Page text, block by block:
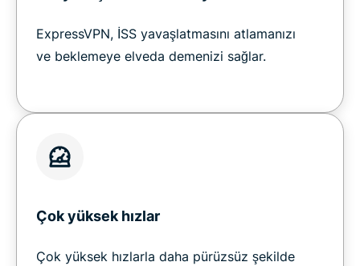
ExpressVPN, İSS yavaşlatmasını atlamanızı
ve beklemeye elveda demenizi sağlar.
Çok yüksek hızlar
Çok yüksek hızlarla daha pürüzsüz şekilde